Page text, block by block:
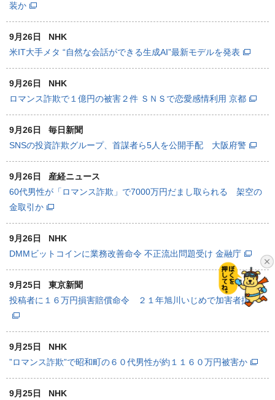
装か
9月26日
NHK
米IT大手メタ “自然な会話ができる生成AI”最新モデルを発表
9月26日
NHK
ロマンス詐欺で１億円の被害２件 ＳＮＳで恋愛感情利用 京都
9月26日
毎日新聞
SNSの投資詐欺グループ、首謀者ら5人を公開手配 大阪府警
9月26日
産経ニュース
60代男性が「ロマンス詐欺」で7000万円だまし取られる 架空の
金取引か
9月26日
NHK
DMMビットコインに業務改善命令 不正流出問題受け 金融庁
9月25日
東京新聞
投稿者に１６万円損害賠償命令 ２１年旭川いじめで加害者扱い
9月25日
NHK
”ロマンス詐欺”で昭和町の６０代男性が約１１６０万円被害か
9月25日
NHK